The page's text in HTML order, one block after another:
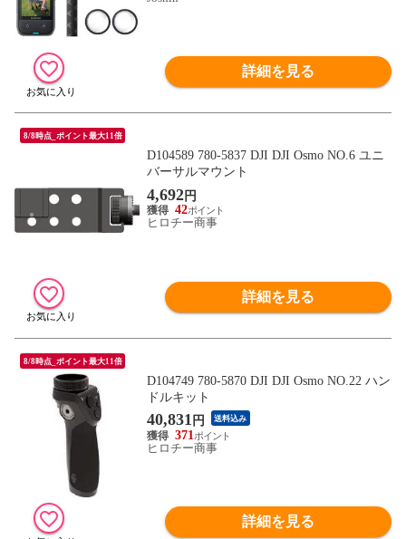
詳細を見る
8/8時点_ポイント最大11倍
D104589 780-5837 DJI DJI Osmo NO.6 ユニ
バーサルマウント
4,692円
42
ヒロチー商事
詳細を見る
8/8時点_ポイント最大11倍
D104749 780-5870 DJI DJI Osmo NO.22 ハン
ドルキット
40,831 円 送料込み
371
ヒロチー商事
詳細を見る